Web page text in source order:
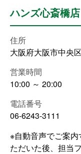
ハンズ心斎橋店
住所
大阪府大阪市中央
営業時間
10:00 ～ 20:00
電話番号
06-6243-3111
※自動音声でご案
ただいた後、担当